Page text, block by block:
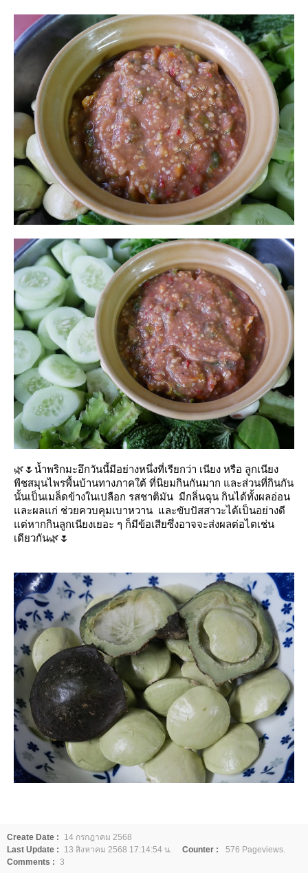
🌿🌷น้ำพริกมะอึกวันนี้มีอย่างหนึ่งที่เรียกว่า เนียง หรือ ลูกเนียง
พืชสมุนไพรพื้นบ้านทางภาคใต้ ที่นิยมกินกันมาก และส่วนที่กินกัน
นั้นเป็นเมล็ดข้างในเปลือก รสชาติมัน มีกลิ่นฉุน กินได้ทั้งผลอ่อน
ละผลแก่ ช่วยควบคุมเบาหวาน และขับปัสสาวะได้เป็นอย่างดี
ต่หากกินลูกเนียงเยอะ ๆ ก็มีข้อเสียซึ่งอาจจะส่งผลต่อไตเช่น
เดียวกัน🌿🌷
Create Date :
14 กรกฎาคม 2568
Last Update :
13 สิงหาคม 2568 17:14:54 น. Counter :
576 Pageviews.
Comments : 3